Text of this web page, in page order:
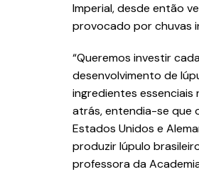
Imperial, desde então
provocado por chuvas
“Queremos investir
desenvolvimento de
ingredientes
atrás, entendia-se que
Estados Unidos e
produzir lúpulo
professora da